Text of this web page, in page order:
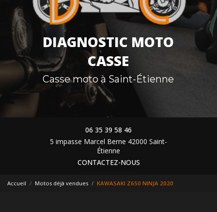
DIAGNOSTIC MOTO
CASSE
Casse moto à Saint-Étienne
06 35 39 58 46
5 impasse Marcel Berne 42000 Saint-
Étienne
CONTACTEZ-NOUS
Accueil Motos déjà vendues KAWASAKI Z650 NINJA 2020